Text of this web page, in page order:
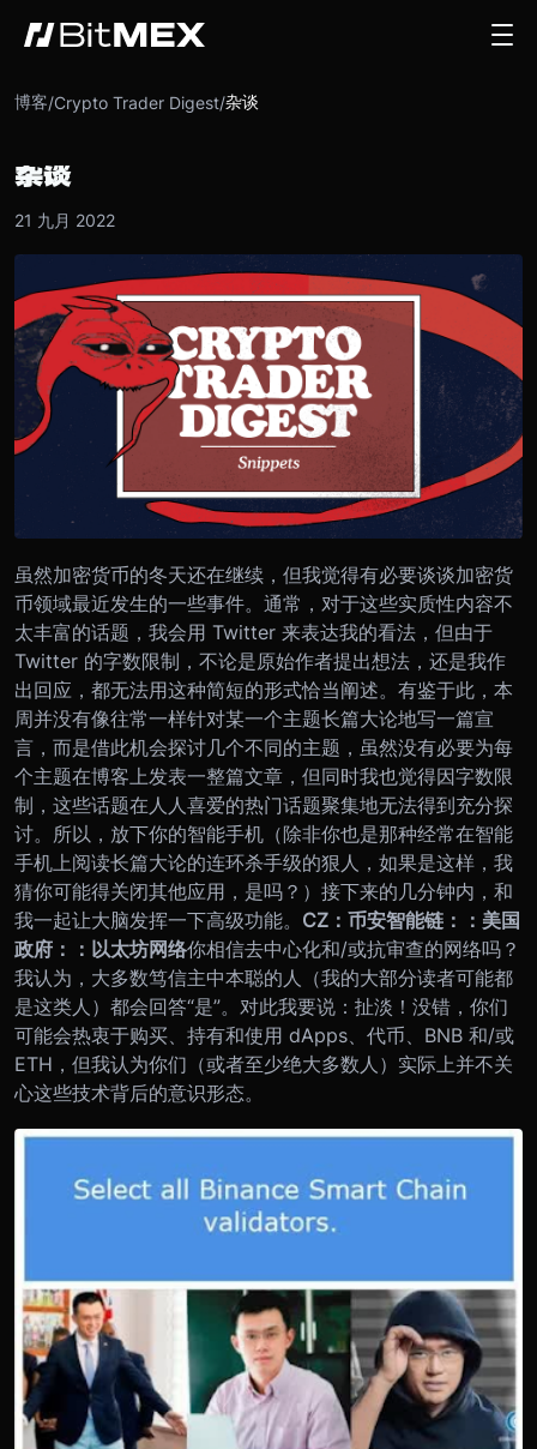
博客/Crypto Trader Digest/杂谈
杂谈
21 九月 2022
虽然加密货币的冬天还在继续，但我觉得有必要谈谈加密货
币领域最近发生的一些事件。 通常，对于这些实质性内容不
太丰富的话题，我会用 Twitter 来表达我的看法，但由于
Twitter 的字数限制，不论是原始作者提出想法，还是我作
出回应，都无法用这种简短的形式恰当阐述。 有鉴于此，本
周并没有像往常一样针对某一个主题长篇大论地写一篇宣
言，而是借此机会探讨几个不同的主题，虽然没有必要为每
个主题在博客上发表一整篇文章，但同时我也觉得因字数限
制，这些话题在人人喜爱的热门话题聚集地无法得到充分探
讨。 所以，放下你的智能手机（除非你也是那种经常在智能
手机上阅读长篇大论的连环杀手级的狠人，如果是这样，我
猜你可能得关闭其他应用，是吗？）接下来的几分钟内，和
我一起让大脑发挥一下高级功能。 CZ：币安智能链：：美国
政府：：以太坊网络你相信去中心化和/或抗审查的网络吗？
我认为，大多数笃信主中本聪的人（我的大部分读者可能都
是这类人）都会回答“是”。 对此我要说：扯淡！没错，你们
可能会热衷于购买、持有和使用 dApps、代币、BNB 和/或
ETH，但我认为你们（或者至少绝大多数人）实际上并不关
心这些技术背后的意识形态。